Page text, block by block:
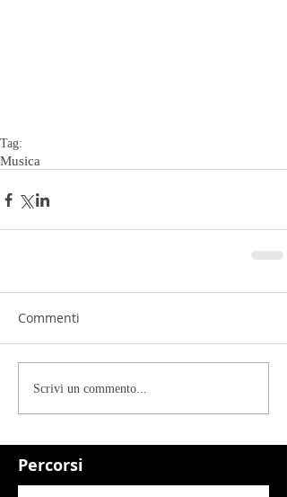
Percorsi
Tag:
Musica
Commenti
Scrivi un commento...